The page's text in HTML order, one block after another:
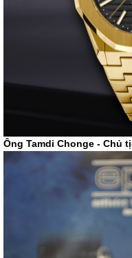
Ông Tamdi Chonge - Chủ